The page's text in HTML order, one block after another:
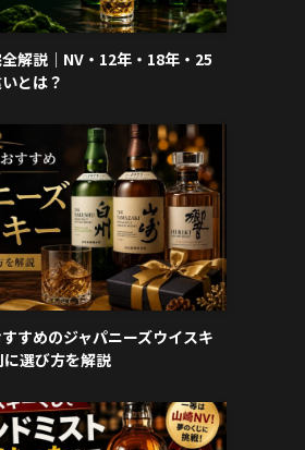
解説｜NV・12年・18年・25
とは？
すめのジャパニーズウイスキ
選び方を解説